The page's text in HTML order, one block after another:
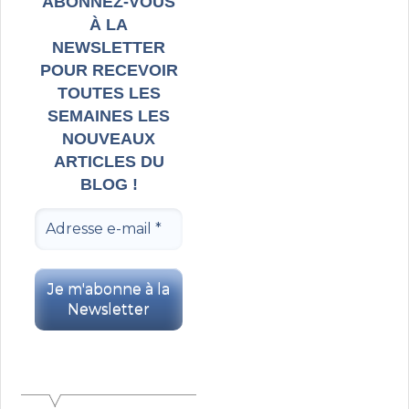
À LA
NEWSLETTER
POUR RECEVOIR
TOUTES LES
SEMAINES LES
NOUVEAUX
ARTICLES DU
BLOG !